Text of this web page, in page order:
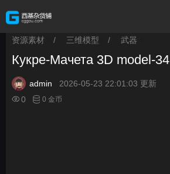
资源素材 / 三维模型 / 武器
Кукре-Мачета 3D model-34
admin
2026-05-23 22:01:03 更新
0
0 金币